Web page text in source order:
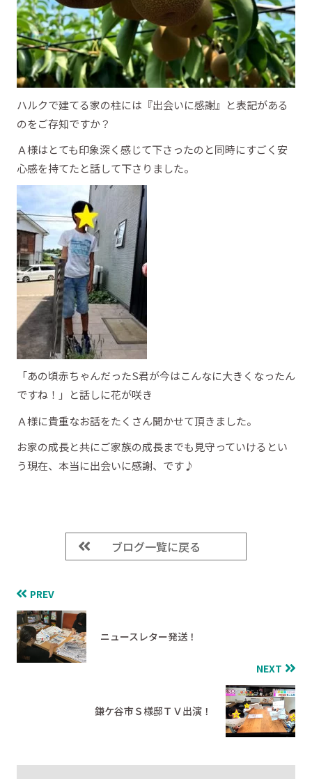
ハルクで建てる家の柱には『出会いに感謝』と表記がある
のをご存知ですか？
Ａ様はとても印象深く感じて下さったのと同時にすごく安
心感を持てたと話して下さりました。
「あの頃赤ちゃんだったS君が今はこんなに大きくなったん
ですね！」と話しに花が咲き
Ａ様に貴重なお話をたくさん聞かせて頂きました。
お家の成長と共にご家族の成長までも見守っていけるとい
う現在、本当に出会いに感謝、です♪
ブログ一覧に戻る
PREV
ニュースレター発送！
NEXT
鎌ケ谷市Ｓ様邸ＴＶ出演！